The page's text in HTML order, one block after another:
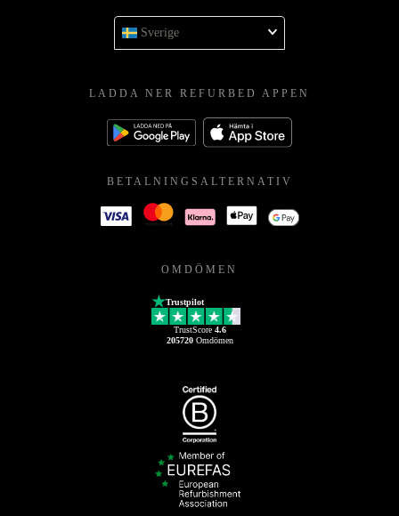
Sverige
LADDA NER REFURBED APPEN
BETALNINGSALTERNATIV
OMDÖMEN
Trustpilot
TrustScore 4.6
205720Omdömen